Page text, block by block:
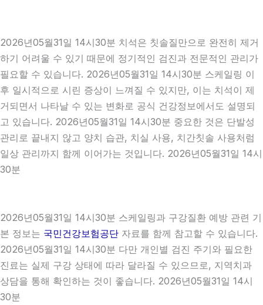
2026년05월31일 14시30분 치석은 칫솔질만으로 완전히 제거
하기 어려울 수 있기 때문에 정기적인 검진과 전문적인 관리가
필요할 수 있습니다. 2026년05월31일 14시30분 스케일링 이
후 일시적으로 시린 증상이 느껴질 수 있지만, 이는 치석이 제
거되면서 나타날 수 있는 변화로 공식 건강정보에서도 설명되
고 있습니다. 2026년05월31일 14시30분 중요한 것은 단발성
관리로 끝내지 않고 양치 습관, 치실 사용, 치간칫솔 사용처럼
일상 관리까지 함께 이어가는 것입니다. 2026년05월31일 14시
30분
2026년05월31일 14시30분 스케일링과 구강질환 예방 관련 기
본 정보는 국민건강보험공단 자료를 함께 참고할 수 있습니다.
2026년05월31일 14시30분 다만 개인별 검진 주기와 필요한
진료는 실제 구강 상태에 따라 달라질 수 있으므로, 지역치과
상담을 통해 확인하는 것이 좋습니다. 2026년05월31일 14시
30분